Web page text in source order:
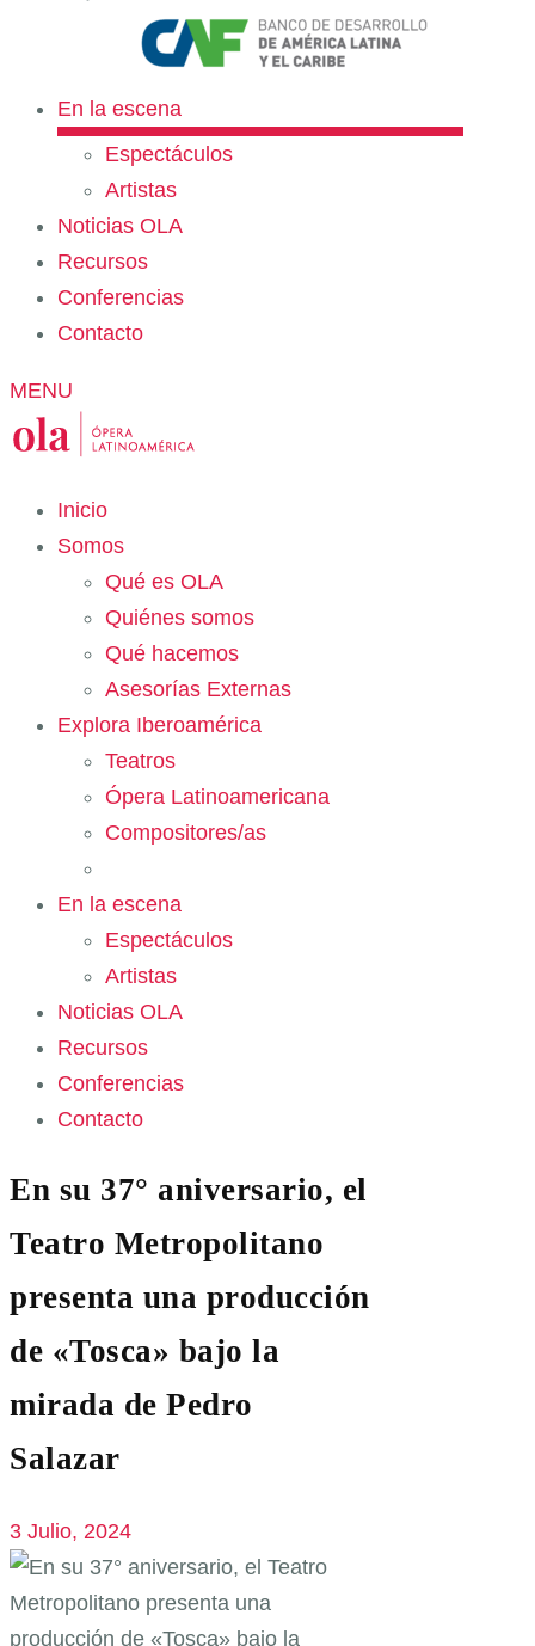
En la escena
Espectáculos
Artistas
Noticias OLA
Recursos
Conferencias
Contacto
MENU
Inicio
Somos
Qué es OLA
Quiénes somos
Qué hacemos
Asesorías Externas
Explora Iberoamérica
Teatros
Ópera Latinoamericana
Compositores/as
En la escena
Espectáculos
Artistas
Noticias OLA
Recursos
Conferencias
Contacto
En su 37° aniversario, el
Teatro Metropolitano
presenta una producción
de «Tosca» bajo la
mirada de Pedro
Salazar
3 Julio, 2024